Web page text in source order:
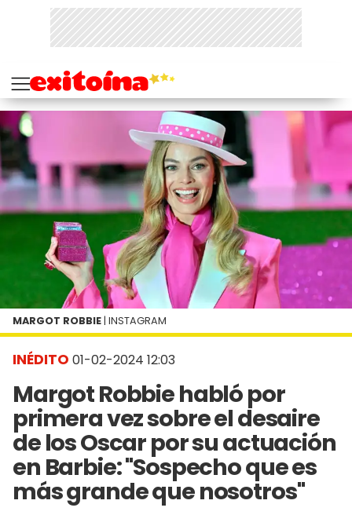
INÉDITO 01-02-2024 12:03
Margot Robbie habló por
primera vez sobre el desaire
de los Oscar por su actuación
en Barbie: "Sospecho que es
más grande que nosotros"
MARGOT ROBBIE | INSTAGRAM